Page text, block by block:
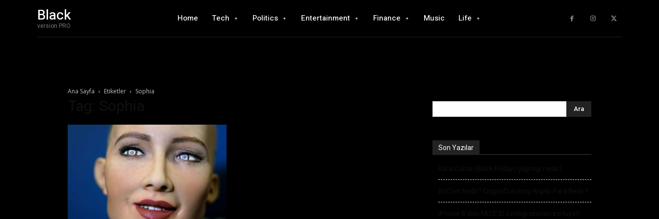
Black
version PRO
Home Tech Politics Entertainment Finance Music Life
Ana Sayfa Etiketler Sophia
Son Yazılar